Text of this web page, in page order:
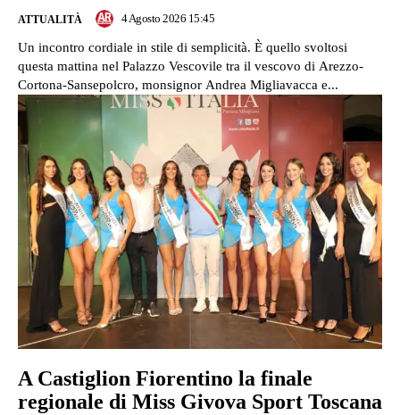
ATTUALITÀ 4 Agosto 2026 15:45
Un incontro cordiale in stile di semplicità. È quello svoltosi
questa mattina nel Palazzo Vescovile tra il vescovo di Arezzo-
Cortona-Sansepolcro, monsignor Andrea Migliavacca e...
A Castiglion Fiorentino la finale
regionale di Miss Givova Sport Toscana